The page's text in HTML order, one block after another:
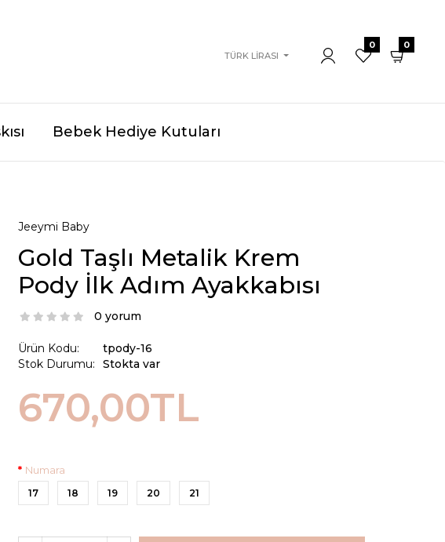
TÜRK LIRASI
0 0
Bebek Hediye Kutuları
Jeeymi Baby
Gold Taşlı Metalik Krem
Pody İlk Adım Ayakkabısı
0 yorum
Ürün Kodu:
Stok Durumu:
tpody-16
Stokta var
670,00TL
Numara
17 18 19 20 21